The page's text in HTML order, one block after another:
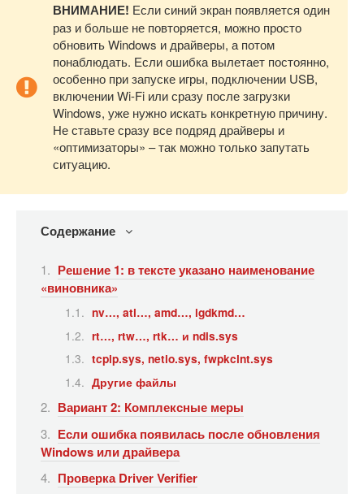
ВНИМАНИЕ! Если синий экран появляется один
раз и больше не повторяется, можно просто
обновить Windows и драйверы, а потом
понаблюдать. Если ошибка вылетает постоянно,
особенно при запуске игры, подключении USB,
включении Wi-Fi или сразу после загрузки
Windows, уже нужно искать конкретную причину.
Не ставьте сразу все подряд драйверы и
«оптимизаторы» – так можно только запутать
ситуацию.
Содержание
Решение 1: в тексте указано наименование
«виновника»
nv…, ati…, amd…, igdkmd…
rt…, rtw…, rtk… и ndis.sys
tcpip.sys, netio.sys, fwpkclnt.sys
Другие файлы
Вариант 2: Комплексные меры
Если ошибка появилась после обновления
Windows или драйвера
Проверка Driver Verifier